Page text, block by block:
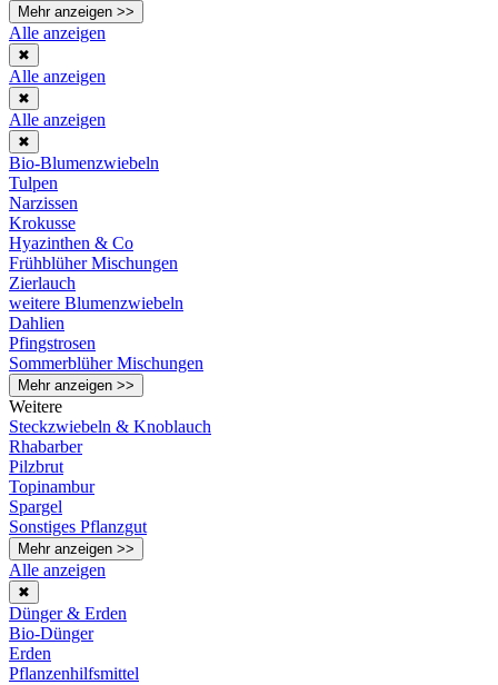
Mehr anzeigen >>
Alle anzeigen
✖
Alle anzeigen
✖
Alle anzeigen
✖
Bio-Blumenzwiebeln
Tulpen
Narzissen
Krokusse
Hyazinthen & Co
Frühblüher Mischungen
Zierlauch
weitere Blumenzwiebeln
Dahlien
Pfingstrosen
Sommerblüher Mischungen
Mehr anzeigen >>
Weitere
Steckzwiebeln & Knoblauch
Rhabarber
Pilzbrut
Topinambur
Spargel
Sonstiges Pflanzgut
Mehr anzeigen >>
Alle anzeigen
✖
Dünger & Erden
Bio-Dünger
Erden
Pflanzenhilfsmittel